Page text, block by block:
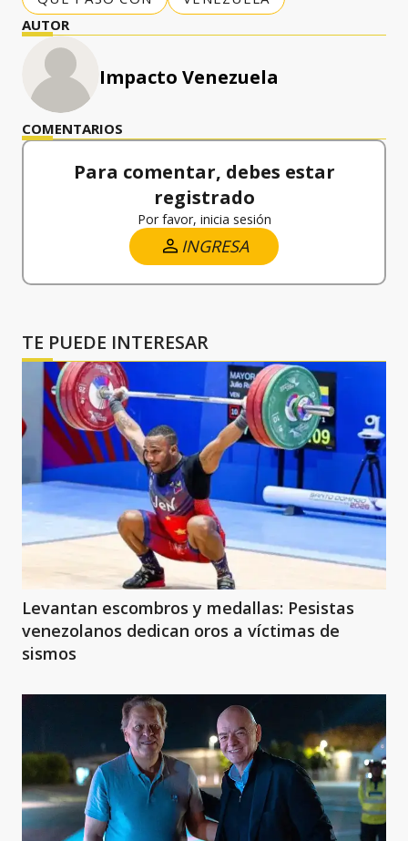
AUTOR
Impacto Venezuela
COMENTARIOS
Para comentar, debes estar
registrado
Por favor, inicia sesión
INGRESA
TE PUEDE INTERESAR
Levantan escombros y medallas: Pesistas
venezolanos dedican oros a víctimas de
sismos